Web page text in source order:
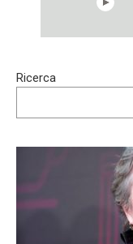
Trying BOLLYWOOD
Ricerca